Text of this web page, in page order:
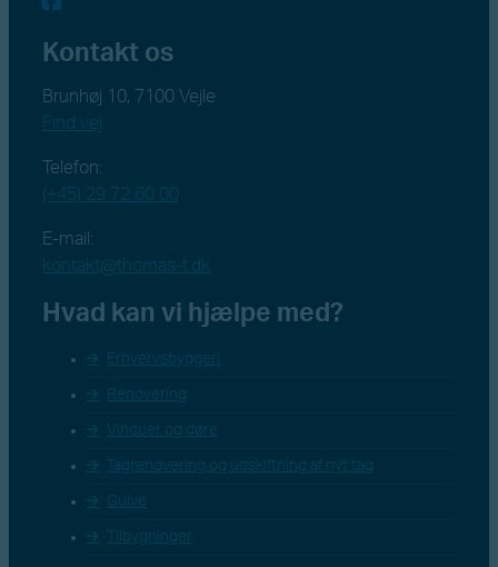
Kontakt os
Brunhøj 10, 7100 Vejle
Find vej
Telefon:
(+45) 29 72 60 00
E-mail:
kontakt@thomas-t.dk
Hvad kan vi hjælpe med?
Erhvervsbyggeri
Renovering
Vinduer og døre
Tagrenovering og udskiftning af nyt tag
Gulve
Tilbygninger